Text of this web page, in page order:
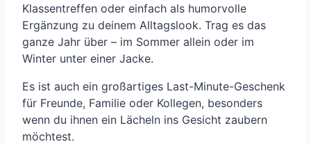
Klassentreffen oder einfach als humorvolle
Ergänzung zu deinem Alltagslook. Trag es das
ganze Jahr über – im Sommer allein oder im
Winter unter einer Jacke.
Es ist auch ein großartiges Last-Minute-Geschenk
für Freunde, Familie oder Kollegen, besonders
wenn du ihnen ein Lächeln ins Gesicht zaubern
möchtest.